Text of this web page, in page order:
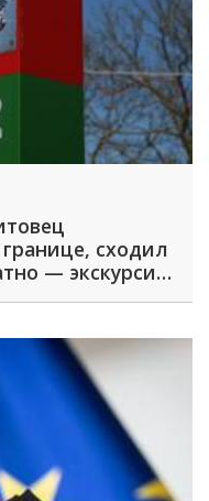
сходил
— экскурсия